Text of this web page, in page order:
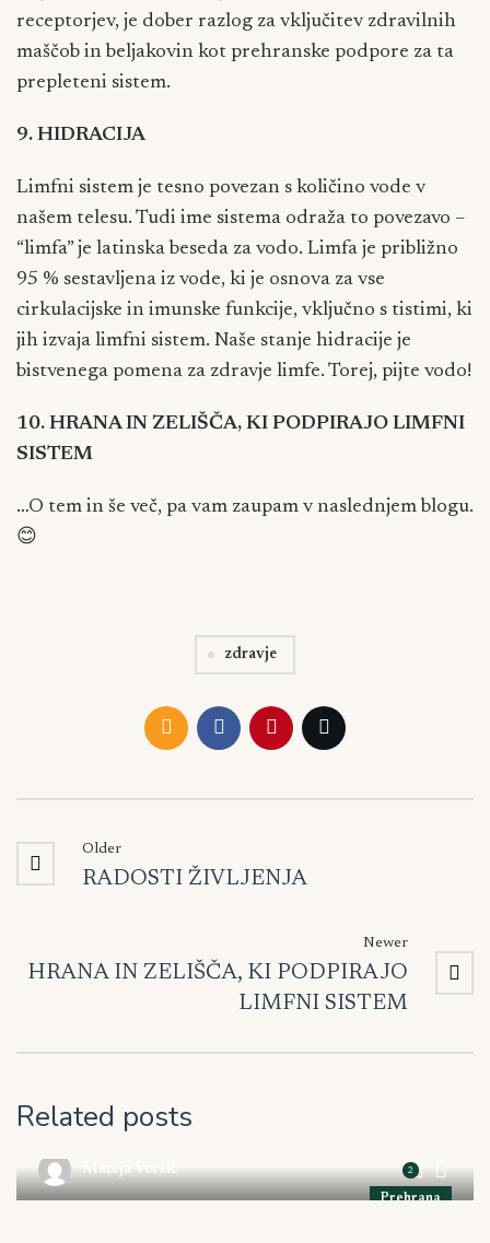
receptorjev, je dober razlog za vključitev zdravilnih
maščob in beljakovin kot prehranske podpore za ta
prepleteni sistem.
9. HIDRACIJA
Limfni sistem je tesno povezan s količino vode v
našem telesu. Tudi ime sistema odraža to povezavo –
“limfa” je latinska beseda za vodo. Limfa je približno
95 % sestavljena iz vode, ki je osnova za vse
cirkulacijske in imunske funkcije, vključno s tistimi, ki
jih izvaja limfni sistem. Naše stanje hidracije je
bistvenega pomena za zdravje limfe. Torej, pijte vodo!
10. HRANA IN ZELIŠČA, KI PODPIRAJO LIMFNI
SISTEM
…O tem in še več, pa vam zaupam v naslednjem blogu.
😊
zdravje
Older
RADOSTI ŽIVLJENJA
Newer
HRANA IN ZELIŠČA, KI PODPIRAJO
LIMFNI SISTEM
Related posts
9. januarja, 2023
Prehrana
SISTEM
Mateja Voršič 2